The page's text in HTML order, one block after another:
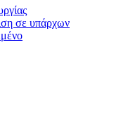
σε υπάρχων